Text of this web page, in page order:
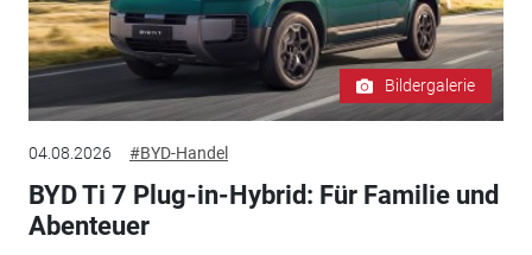
Bildergalerie
04.08.2026 #BYD-Handel
BYD Ti 7 Plug-in-Hybrid: Für Familie und
Abenteuer